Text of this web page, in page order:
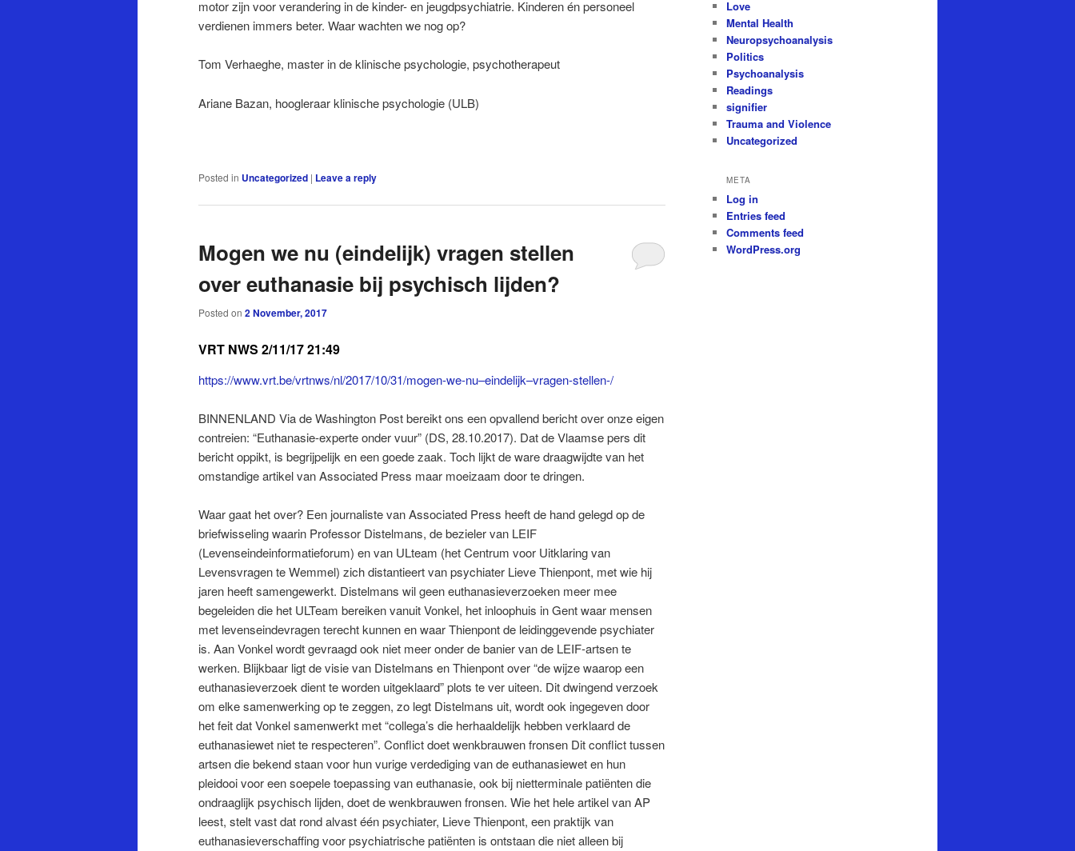
motor zijn voor verandering in de kinder- en jeugdpsychiatrie. Kinderen én personeel
verdienen immers beter. Waar wachten we nog op?
Tom Verhaeghe, master in de klinische psychologie, psychotherapeut
Ariane Bazan, hoogleraar klinische psychologie (ULB)
Posted in Uncategorized | Leave a reply
Mogen we nu (eindelijk) vragen stellen
over euthanasie bij psychisch lijden?
Posted on 2 November, 2017
VRT NWS 2/11/17 21:49
https://www.vrt.be/vrtnws/nl/2017/10/31/mogen-we-nu–eindelijk–vragen-stellen-/
BINNENLAND Via de Washington Post bereikt ons een opvallend bericht over onze eigen
contreien: “Euthanasie-experte onder vuur” (DS, 28.10.2017). Dat de Vlaamse pers dit
bericht oppikt, is begrijpelijk en een goede zaak. Toch lijkt de ware draagwijdte van het
omstandige artikel van Associated Press maar moeizaam door te dringen.
Waar gaat het over? Een journaliste van Associated Press heeft de hand gelegd op de
briefwisseling waarin Professor Distelmans, de bezieler van LEIF
(Levenseindeinformatieforum) en van ULteam (het Centrum voor Uitklaring van
Levensvragen te Wemmel) zich distantieert van psychiater Lieve Thienpont, met wie hij
jaren heeft samengewerkt. Distelmans wil geen euthanasieverzoeken meer mee
begeleiden die het ULTeam bereiken vanuit Vonkel, het inloophuis in Gent waar mensen
met levenseindevragen terecht kunnen en waar Thienpont de leidinggevende psychiater
is. Aan Vonkel wordt gevraagd ook niet meer onder de banier van de LEIF-artsen te
werken. Blijkbaar ligt de visie van Distelmans en Thienpont over “de wijze waarop een
euthanasieverzoek dient te worden uitgeklaard” plots te ver uiteen. Dit dwingend verzoek
om elke samenwerking op te zeggen, zo legt Distelmans uit, wordt ook ingegeven door
het feit dat Vonkel samenwerkt met “collega’s die herhaaldelijk hebben verklaard de
euthanasiewet niet te respecteren”. Conflict doet wenkbrauwen fronsen Dit conflict tussen
artsen die bekend staan voor hun vurige verdediging van de euthanasiewet en hun
pleidooi voor een soepele toepassing van euthanasie, ook bij nietterminale patiënten die
ondraaglijk psychisch lijden, doet de wenkbrauwen fronsen. Wie het hele artikel van AP
leest, stelt vast dat rond alvast één psychiater, Lieve Thienpont, een praktijk van
euthanasieverschaffing voor psychiatrische patiënten is ontstaan die niet alleen bij
Love
Mental Health
Neuropsychoanalysis
Politics
Psychoanalysis
Readings
signifier
Trauma and Violence
Uncategorized
META
Log in
Entries feed
Comments feed
WordPress.org